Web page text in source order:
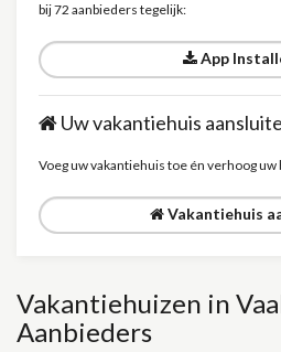
bij 72 aanbieders tegelijk:
App
Uw vakantiehuis
Voeg uw vakantiehuis toe én verhoog uw
Vakantiehuis
Vakantiehuizen in
Aanbieders